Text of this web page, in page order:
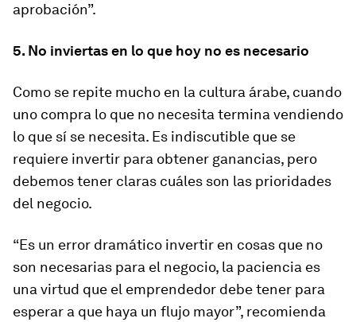
aprobación”.
5. No inviertas en lo que hoy no es necesario
Como se repite mucho en la cultura árabe, cuando
uno compra lo que no necesita termina vendiendo
lo que sí se necesita. Es indiscutible que se
requiere invertir para obtener ganancias, pero
debemos tener claras cuáles son las prioridades
del negocio.
“Es un error dramático invertir en cosas que no
son necesarias para el negocio, la paciencia es
una virtud que el emprendedor debe tener para
esperar a que haya un flujo mayor”, recomienda